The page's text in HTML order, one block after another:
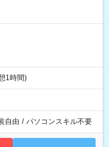
1時間)
自由 / パソコンスキル不要